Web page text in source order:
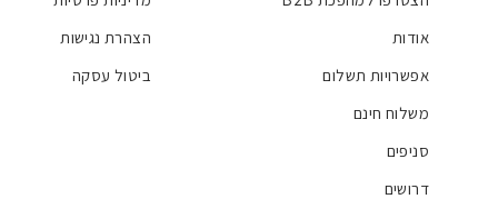
אודות
אפשרויות תשלום
משלוח חינם
סניפים
דרושים
הצהרת נגישות
ביטול עסקה